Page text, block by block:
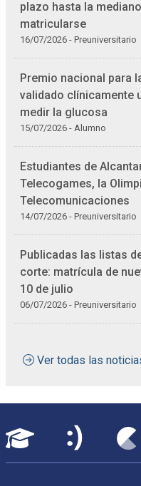
plazo hasta la
matricularse
16/07/2026 - Preuniversitario
Premio nacional para
validado clínicamente
medir la glucosa
15/07/2026 - Alumno
Estudiantes de
Telecogames, la
Telecomunicaciones
14/07/2026 - Preuniversitario
Publicadas las listas
corte: matrícula de
10 de julio
06/07/2026 - Preuniversitario
Ver todas las